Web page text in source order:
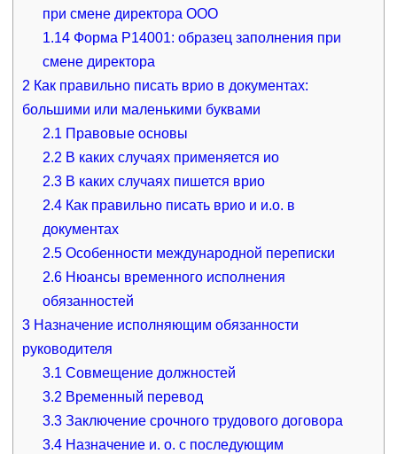
при смене директора ООО
1.14 Форма Р14001: образец заполнения при
смене директора
2 Как правильно писать врио в документах:
большими или маленькими буквами
2.1 Правовые основы
2.2 В каких случаях применяется ио
2.3 В каких случаях пишется врио
2.4 Как правильно писать врио и и.о. в
документах
2.5 Особенности международной переписки
2.6 Нюансы временного исполнения
обязанностей
3Назначение исполняющим обязанности
руководителя
3.1 Совмещение должностей
3.2 Временный перевод
3.3 Заключение срочного трудового договора
3.4 Назначение и. о. с последующим